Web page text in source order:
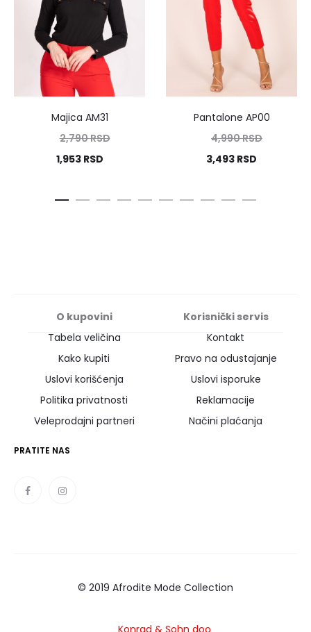
Majica AM31
2,790RSD
1,953 RSD
Pantalone AP00
4,990RSD
3,493 RSD
O kupovini
Korisnički servis
Tabela veličina
Kontakt
Kako kupiti
Pravo na odustajanje
Uslovi korišćenja
Uslovi isporuke
Politika privatnosti
Reklamacije
Veleprodajni partneri
Načini plaćanja
PRATITE NAS
© 2019 Afrodite Mode Collection